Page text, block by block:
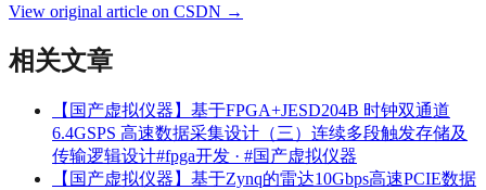
View original article on CSDN →
相关文章
【国产虚拟仪器】基于FPGA+JESD204B 时钟双通道
6.4GSPS 高速数据采集设计（三）连续多段触发存储及
传输逻辑设计#fpga开发 · #国产虚拟仪器
【国产虚拟仪器】基于Zynq的雷达10Gbps高速PCIE数据